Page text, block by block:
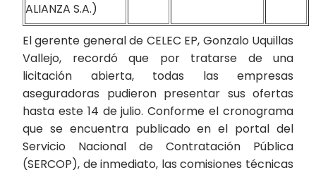
ALIANZA S.A.)
El gerente general de CELEC EP, Gonzalo Uquillas
Vallejo, recordó que por tratarse de una
licitación abierta, todas las empresas
aseguradoras pudieron presentar sus ofertas
hasta este 14 de julio. Conforme el cronograma
que se encuentra publicado en el portal del
Servicio Nacional de Contratación Pública
(SERCOP), de inmediato, las comisiones técnicas